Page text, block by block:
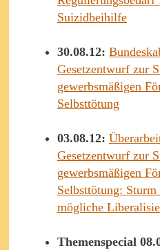
Suizidbeihilfe
30.08.12:
Gesetzentwurf zur
gewerbsmäßigen
Selbsttötung
03.08.12:
Gesetzentwurf zur
gewerbsmäßigen
Selbsttötung:
mögliche
Themenspecial